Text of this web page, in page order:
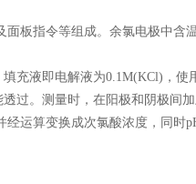
指令等组成。余氯电极中含
液即电解液为0.1M(KCl)，使
过。测量时，在阳极和阴极间
运算变换成次氯酸浓度，同时